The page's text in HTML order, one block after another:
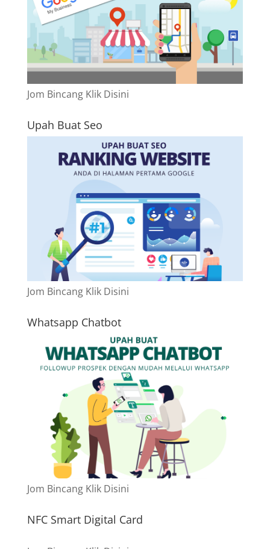
Jom Bincang Klik Disini
Upah Buat Seo
Jom Bincang Klik Disini
Whatsapp Chatbot
Jom Bincang Klik Disini
NFC Smart Digital Card